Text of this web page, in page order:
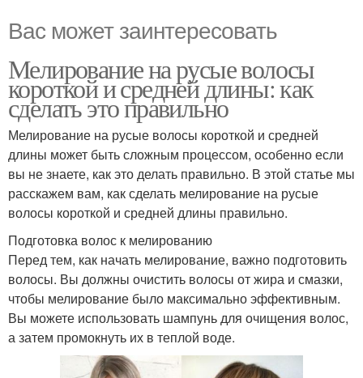
Вас может заинтересовать
Мелирование на русые волосы
короткой и средней длины: как
сделать это правильно
Мелирование на русые волосы короткой и средней
длины может быть сложным процессом, особенно если
вы не знаете, как это делать правильно. В этой статье мы
расскажем вам, как сделать мелирование на русые
волосы короткой и средней длины правильно.
Подготовка волос к мелированию
Перед тем, как начать мелирование, важно подготовить
волосы. Вы должны очистить волосы от жира и смазки,
чтобы мелирование было максимально эффективным.
Вы можете использовать шампунь для очищения волос,
а затем промокнуть их в теплой воде.